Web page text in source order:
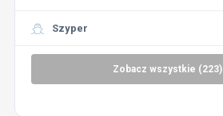
Szyper
Zobacz wszystkie (223)